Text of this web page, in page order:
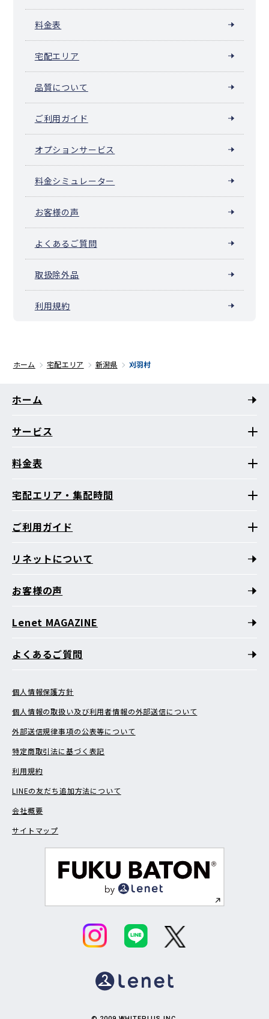
料金表
宅配エリア
品質について
ご利用ガイド
オプションサービス
料金シミュレーター
お客様の声
よくあるご質問
取扱除外品
利用規約
ホーム 宅配エリア 新潟県 刈羽村
ホーム
サービス
料金表
宅配エリア・集配時間
ご利用ガイド
リネットについて
お客様の声
Lenet MAGAZINE
よくあるご質問
個人情報保護方針
個人情報の取扱い及び利用者情報の外部送信について
外部送信規律事項の公表等について
特定商取引法に基づく表記
利用規約
LINEの友だち追加方法について
会社概要
サイトマップ